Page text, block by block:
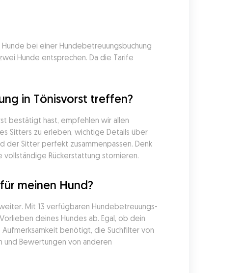
bei einer Hundebetreuungsbuchung
Hunde entsprechen. Da die Tarife
in Tönisvorst treffen?
bestätigt hast, empfehlen wir allen
Sitters zu erleben, wichtige Details über
der Sitter perfekt zusammenpassen. Denk
vollständige Rückerstattung stornieren.
meinen Hund?
Mit 13 verfügbaren Hundebetreuungs-
deines Hundes ab. Egal, ob dein
benötigt, die Suchfilter von
Bewertungen von anderen